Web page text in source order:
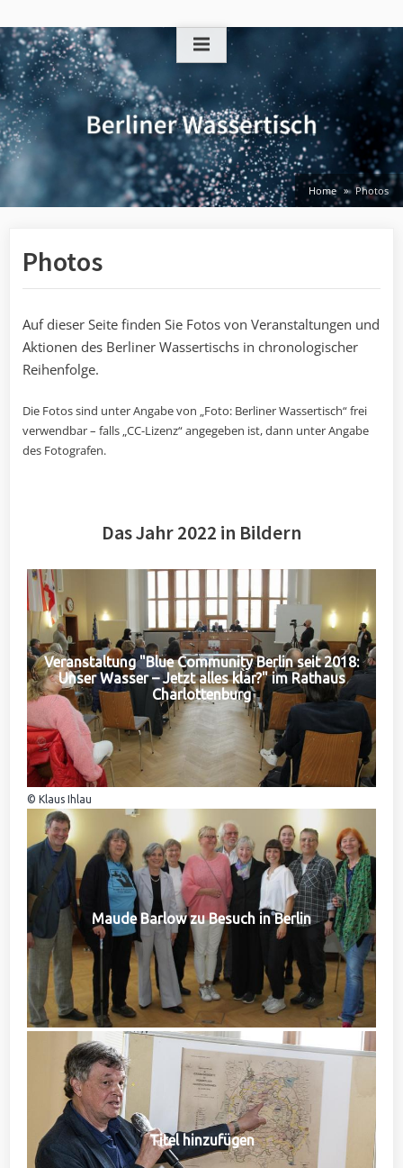
to
content
Home Photos
Photos
Auf dieser Seite finden Sie Fotos von Veranstaltungen und
Aktionen des Berliner Wassertischs in chronologischer
Reihenfolge.
Die Fotos sind unter Angabe von „Foto: Berliner Wassertisch“ frei
verwendbar – falls „CC-Lizenz“ angegeben ist, dann unter Angabe
des Fotografen.
Das Jahr 2022 in Bildern
Veranstaltung "Blue Community Berlin seit 2018:
Unser Wasser – Jetzt alles klar?" im Rathaus
Charlottenburg
© Klaus Ihlau
Maude Barlow zu Besuch in Berlin
Titel hinzufügen